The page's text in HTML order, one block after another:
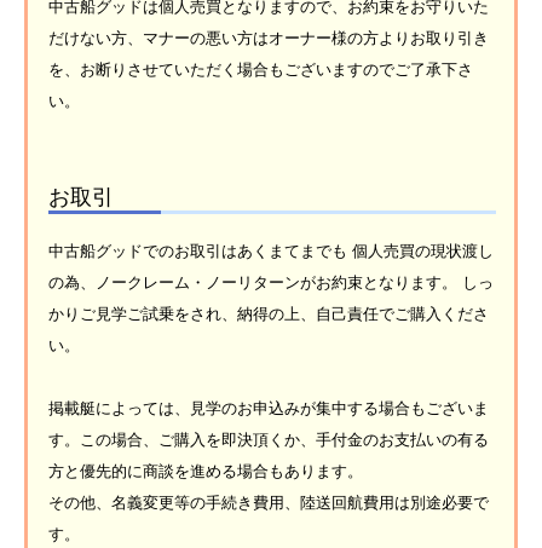
中古船グッドは個人売買となりますので、お約束をお守りいた
だけない方、マナーの悪い方はオーナー様の方よりお取り引き
を、お断りさせていただく場合もございますのでご了承下さ
い。
お取引
中古船グッドでのお取引はあくまてまでも 個人売買の現状渡し
の為、ノークレーム・ノーリターンがお約束となります。 しっ
かりご見学ご試乗をされ、納得の上、自己責任でご購入くださ
い。
掲載艇によっては、見学のお申込みが集中する場合もございま
す。この場合、ご購入を即決頂くか、手付金のお支払いの有る
方と優先的に商談を進める場合もあります。
その他、名義変更等の手続き費用、陸送回航費用は別途必要で
す。